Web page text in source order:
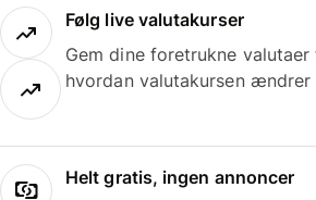
Følg live valutakurser
Gem dine foretrukne
hvordan valutakursen
Helt gratis, ingen annoncer